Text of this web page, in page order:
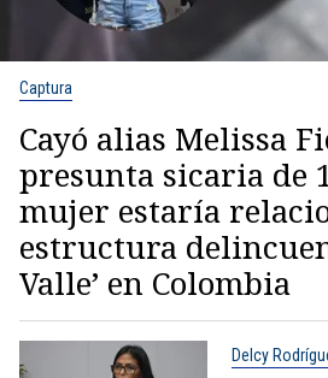
Captura
Cayó alias Melissa
presunta sicaria de
mujer estaría
estructura
Valle’ en Colombia
Delcy